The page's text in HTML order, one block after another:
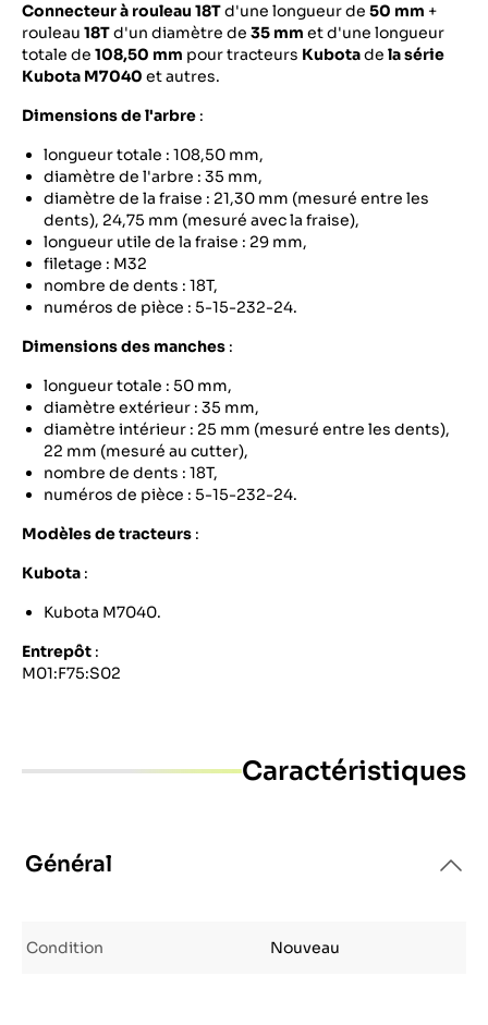
Connecteur à rouleau 18Td'une longueur de 50 mm +
rouleau 18Td'un diamètre de 35 mm et d'une longueur
totale de 108,50 mm pour tracteurs Kubotade la série
Kubota M7040 et autres.
Dimensions de l'arbre :
longueur totale : 108,50 mm,
diamètre de l'arbre : 35 mm,
diamètre de la fraise : 21,30 mm (mesuré entre les
dents), 24,75 mm (mesuré avec la fraise),
longueur utile de la fraise : 29 mm,
filetage : M32
nombre de dents : 18T,
numéros de pièce : 5-15-232-24.
Dimensions des manches :
longueur totale : 50 mm,
diamètre extérieur : 35 mm,
diamètre intérieur : 25 mm (mesuré entre les dents),
22 mm (mesuré au cutter),
nombre de dents : 18T,
numéros de pièce : 5-15-232-24.
Modèles de tracteurs :
Kubota :
Kubota M7040.
Entrepôt :
M01:F75:S02
Caractéristiques
Général
Condition Nouveau